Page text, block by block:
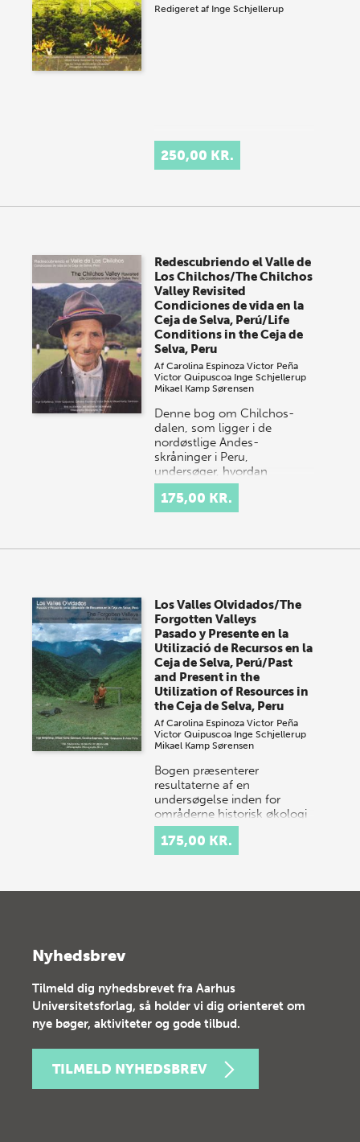
Redigeret af Inge Schjellerup
250,00 KR.
Redescubriendo el Valle de
Los Chilchos/The Chilchos
Valley Revisited
Condiciones de vida en la
Ceja de Selva, Perú/Life
Conditions in the Ceja de
Selva, Peru
AfCarolina Espinoza Victor Peña
Victor Quipuscoa Inge Schjellerup
Mikael Kamp Sørensen
Denne bog om Chilchos-
dalen, som ligger i de
nordøstlige Andes-
skråninger i Peru,
undersøger, hvordan
menneskets aktiviteter har
været med til at ændr…
175,00 KR.
Los Valles Olvidados/The
Forgotten Valleys
Pasado y Presente en la
Utilizació de Recursos en la
Ceja de Selva, Perú/Past
and Present in the
Utilization of Resources in
the Ceja de Selva, Peru
AfCarolina Espinoza Victor Peña
Victor Quipuscoa Inge Schjellerup
Mikael Kamp Sørensen
Bogen præsenterer
resultaterne af en
undersøgelse inden for
områderne historisk økologi
og miljø, som blev
gennemført i 2000-2001 i
det nordøstlige Pe…
175,00 KR.
Nyhedsbrev
Tilmeld dig nyhedsbrevet fra Aarhus
Universitetsforlag, så holder vi dig orienteret om
nye bøger, aktiviteter og gode tilbud.
TILMELD NYHEDSBREV